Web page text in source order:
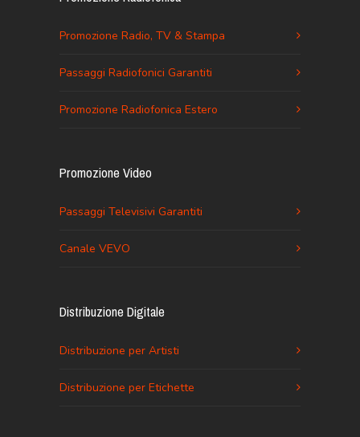
Promozione Radio, TV & Stampa
Passaggi Radiofonici Garantiti
Promozione Radiofonica Estero
Promozione Video
Passaggi Televisivi Garantiti
Canale VEVO
Distribuzione Digitale
Distribuzione per Artisti
Distribuzione per Etichette